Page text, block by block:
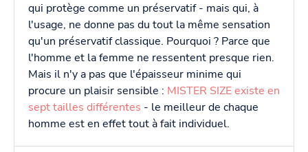
qui protège comme un préservatif - mais qui, à
l'usage, ne donne pas du tout la même sensation
qu'un préservatif classique. Pourquoi ? Parce que
l'homme et la femme ne ressentent presque rien.
Mais il n'y a pas que l'épaisseur minime qui
procure un plaisir sensible : MISTER SIZE existe en
sept tailles différentes - le meilleur de chaque
homme est en effet tout à fait individuel.